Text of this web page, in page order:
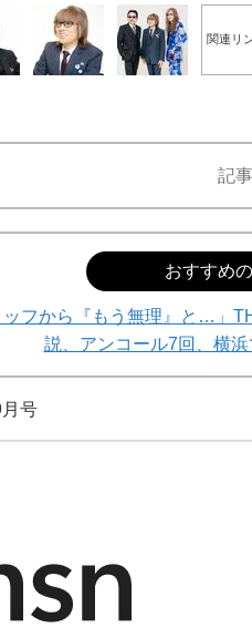
関連リ
記
おすすめ
ッフから『もう無理』と…」
説、アンコール7回、横
号